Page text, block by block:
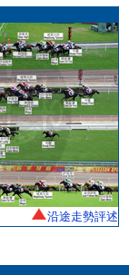
沿途走勢評述